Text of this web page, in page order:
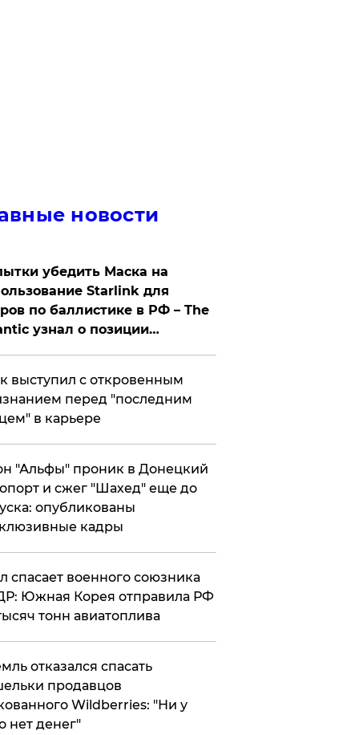
новости
убедить Маска на
Starlink для
по баллистике в РФ – The
узнал о позиции
выступил с откровенным
перед "последним
в карьере
"Альфы" проник в Донецкий
и сжег "Шахед" еще до
опубликованы
кадры
спасает военного союзника
Южная Корея отправила РФ
тонн авиатоплива
отказался спасать
продавцов
Wildberries: "Ни у
нет денег"